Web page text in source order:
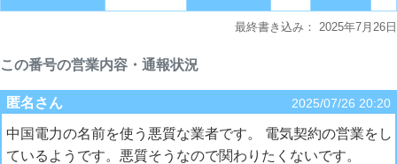
最終書き込み： 2025年7月26日
この番号の営業内容・通報状況
匿名さん 2025/07/26 20:20
中国電力の名前を使う悪質な業者です。 電気契約の営業をし
ているようです。悪質そうなので関わりたくないです。